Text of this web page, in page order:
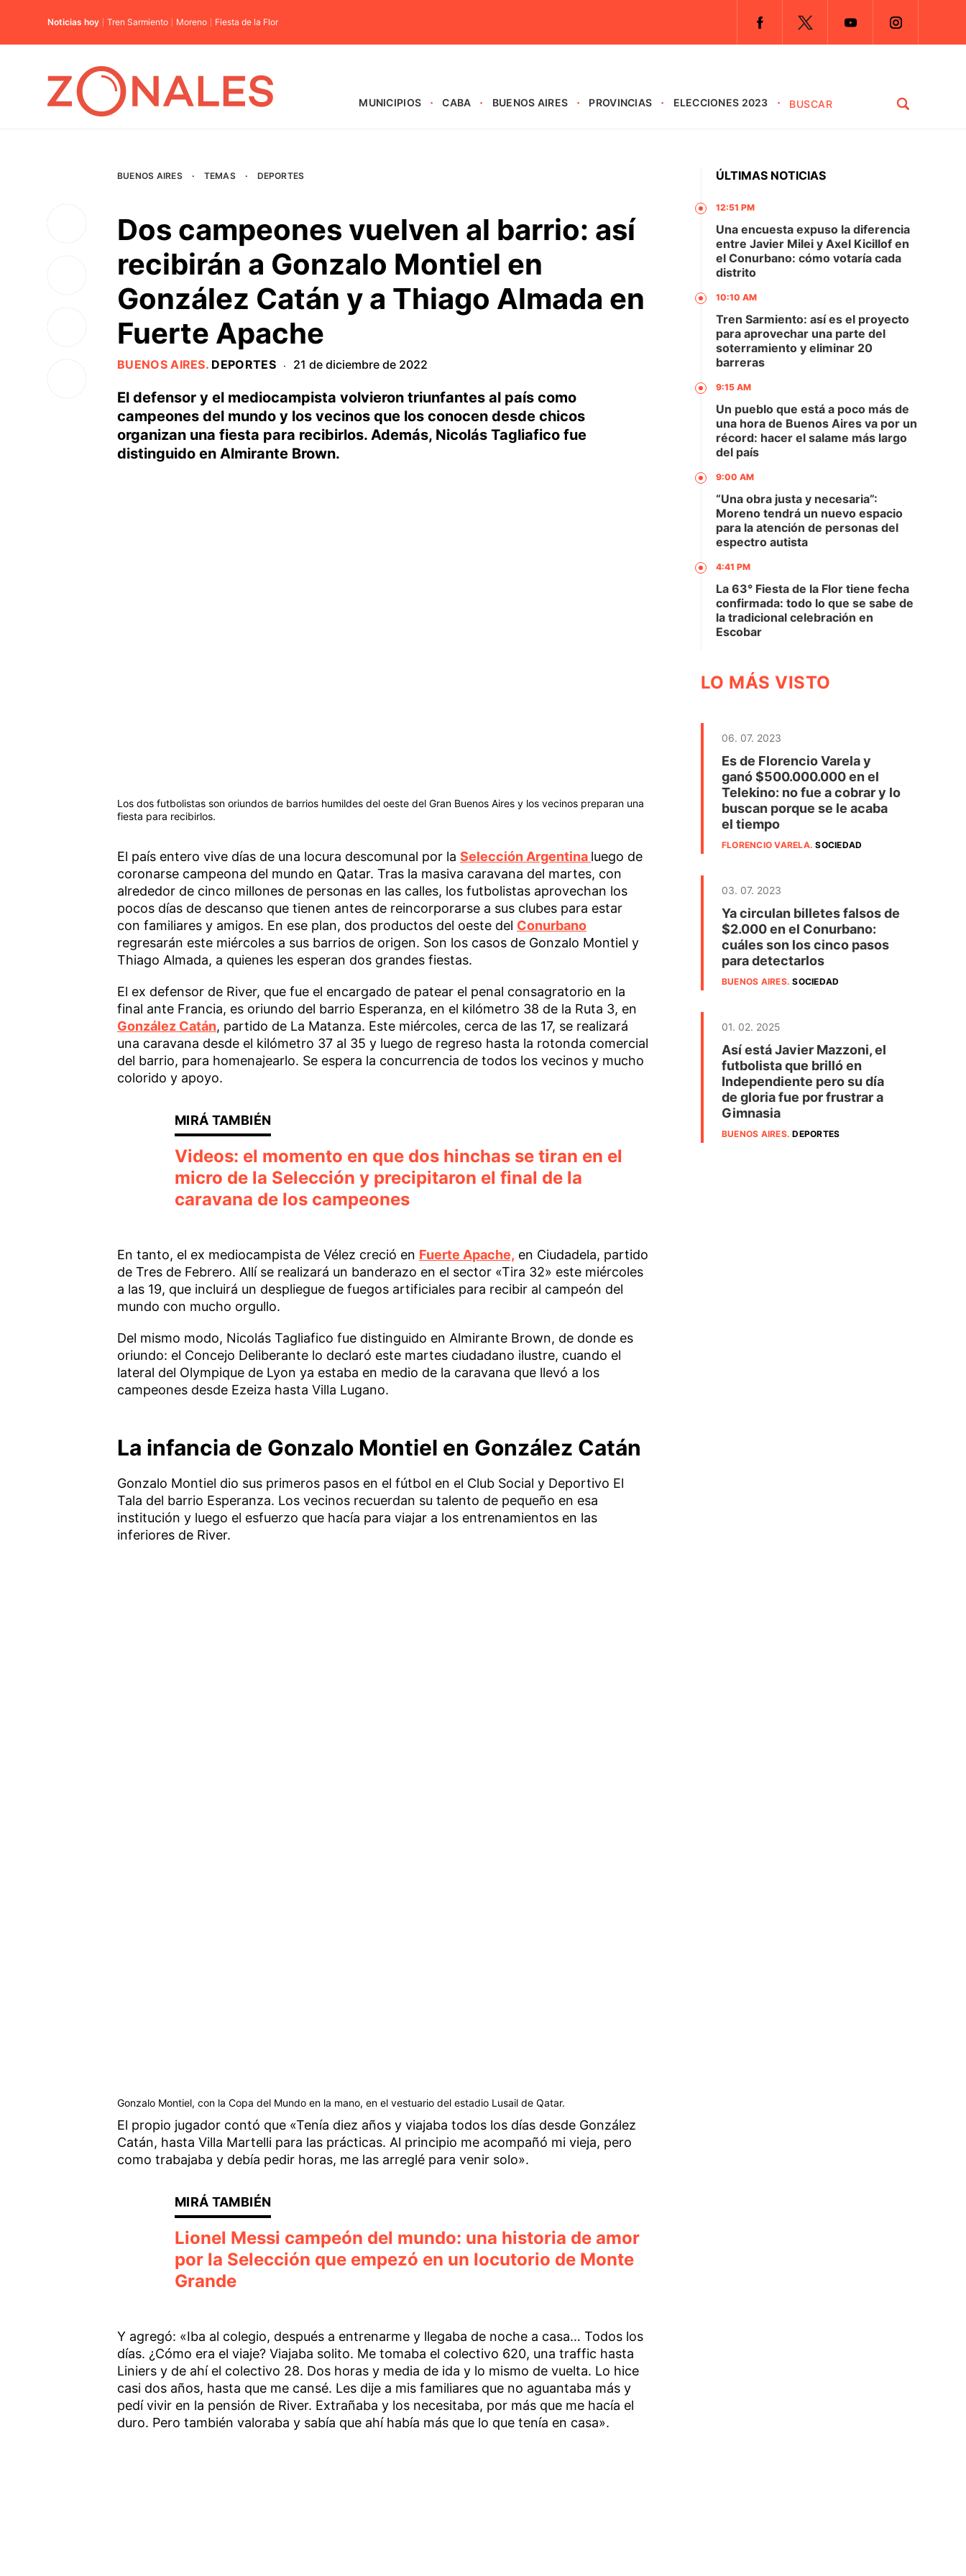
Noticias hoy Tren Sarmiento Moreno Fiesta de la Flor
MUNICIPIOS CABA BUENOS AIRES PROVINCIAS ELECCIONES 2023
BUENOS AIRES · TEMAS · DEPORTES
Dos campeones vuelven al barrio: así
recibirán a Gonzalo Montiel en
González Catán y a Thiago Almada en
Fuerte Apache
BUENOS AIRES. DEPORTES · 21 de diciembre de 2022
El defensor y el mediocampista volvieron triunfantes al país como
campeones del mundo y los vecinos que los conocen desde chicos
organizan una fiesta para recibirlos. Además, Nicolás Tagliafico fue
distinguido en Almirante Brown.
Los dos futbolistas son oriundos de barrios humildes del oeste del Gran Buenos Aires y los vecinos preparan una
fiesta para recibirlos.
El país entero vive días de una locura descomunal por la Selección Argentina luego de
coronarse campeona del mundo en Qatar. Tras la masiva caravana del martes, con
alrededor de cinco millones de personas en las calles, los futbolistas aprovechan los
pocos días de descanso que tienen antes de reincorporarse a sus clubes para estar
con familiares y amigos. En ese plan, dos productos del oeste del Conurbano
regresarán este miércoles a sus barrios de origen. Son los casos de Gonzalo Montiel y
Thiago Almada, a quienes les esperan dos grandes fiestas.
El ex defensor de River, que fue el encargado de patear el penal consagratorio en la
final ante Francia, es oriundo del barrio Esperanza, en el kilómetro 38 de la Ruta 3, en
González Catán, partido de La Matanza. Este miércoles, cerca de las 17, se realizará
una caravana desde el kilómetro 37 al 35 y luego de regreso hasta la rotonda comercial
del barrio, para homenajearlo. Se espera la concurrencia de todos los vecinos y mucho
colorido y apoyo.
Videos: el momento en que dos hinchas se tiran en el
micro de la Selección y precipitaron el final de la
caravana de los campeones
En tanto, el ex mediocampista de Vélez creció en Fuerte Apache, en Ciudadela, partido
de Tres de Febrero. Allí se realizará un banderazo en el sector «Tira 32» este miércoles
a las 19, que incluirá un despliegue de fuegos artificiales para recibir al campeón del
mundo con mucho orgullo.
Del mismo modo, Nicolás Tagliafico fue distinguido en Almirante Brown, de donde es
oriundo: el Concejo Deliberante lo declaró este martes ciudadano ilustre, cuando el
lateral del Olympique de Lyon ya estaba en medio de la caravana que llevó a los
campeones desde Ezeiza hasta Villa Lugano.
La infancia de Gonzalo Montiel en González Catán
Gonzalo Montiel dio sus primeros pasos en el fútbol en el Club Social y Deportivo El
Tala del barrio Esperanza. Los vecinos recuerdan su talento de pequeño en esa
institución y luego el esfuerzo que hacía para viajar a los entrenamientos en las
inferiores de River.
Gonzalo Montiel, con la Copa del Mundo en la mano, en el vestuario del estadio Lusail de Qatar.
El propio jugador contó que «Tenía diez años y viajaba todos los días desde González
Catán, hasta Villa Martelli para las prácticas. Al principio me acompañó mi vieja, pero
como trabajaba y debía pedir horas, me las arreglé para venir solo».
Lionel Messi campeón del mundo: una historia de amor
por la Selección que empezó en un locutorio de Monte
Grande
Y agregó: «Iba al colegio, después a entrenarme y llegaba de noche a casa… Todos los
días. ¿Cómo era el viaje? Viajaba solito. Me tomaba el colectivo 620, una traffic hasta
Liniers y de ahí el colectivo 28. Dos horas y media de ida y lo mismo de vuelta. Lo hice
casi dos años, hasta que me cansé. Les dije a mis familiares que no aguantaba más y
pedí vivir en la pensión de River. Extrañaba y los necesitaba, por más que me hacía el
duro. Pero también valoraba y sabía que ahí había más que lo que tenía en casa».
ÚLTIMAS NOTICIAS
12:51 PM
Una encuesta expuso la diferencia
entre Javier Milei y Axel Kicillof en
el Conurbano: cómo votaría cada
distrito
10:10 AM
Tren Sarmiento: así es el proyecto
para aprovechar una parte del
soterramiento y eliminar 20
barreras
9:15 AM
Un pueblo que está a poco más de
una hora de Buenos Aires va por un
récord: hacer el salame más largo
del país
9:00 AM
“Una obra justa y necesaria”:
Moreno tendrá un nuevo espacio
para la atención de personas del
espectro autista
4:41 PM
La 63° Fiesta de la Flor tiene fecha
confirmada: todo lo que se sabe de
la tradicional celebración en
Escobar
LO MÁS VISTO
06. 07. 2023
Es de Florencio Varela y
ganó $500.000.000 en el
Telekino: no fue a cobrar y lo
buscan porque se le acaba
el tiempo
FLORENCIO VARELA.SOCIEDAD
03. 07. 2023
Ya circulan billetes falsos de
$2.000 en el Conurbano:
cuáles son los cinco pasos
para detectarlos
BUENOS AIRES.SOCIEDAD
01. 02. 2025
Así está Javier Mazzoni, el
futbolista que brilló en
Independiente pero su día
de gloria fue por frustrar a
Gimnasia
BUENOS AIRES.DEPORTES